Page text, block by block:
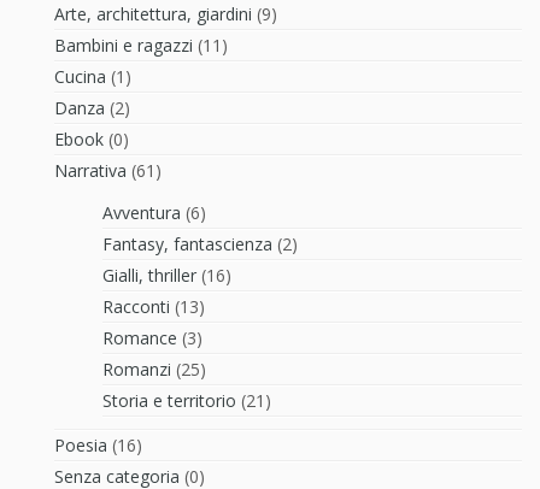
Arte, architettura, giardini (9)
Bambini e ragazzi (11)
Cucina (1)
Danza (2)
Ebook (0)
Narrativa (61)
Avventura (6)
Fantasy, fantascienza (2)
Gialli, thriller (16)
Racconti (13)
Romance (3)
Romanzi (25)
Storia e territorio (21)
Poesia (16)
Senza categoria (0)